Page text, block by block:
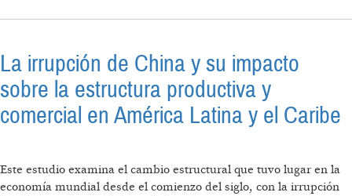
La irrupción de China y su impacto
sobre la estructura productiva y
comercial en América Latina y el Caribe
Este estudio examina el cambio estructural que tuvo lugar en la
economía mundial desde el comienzo del siglo, con la irrupción